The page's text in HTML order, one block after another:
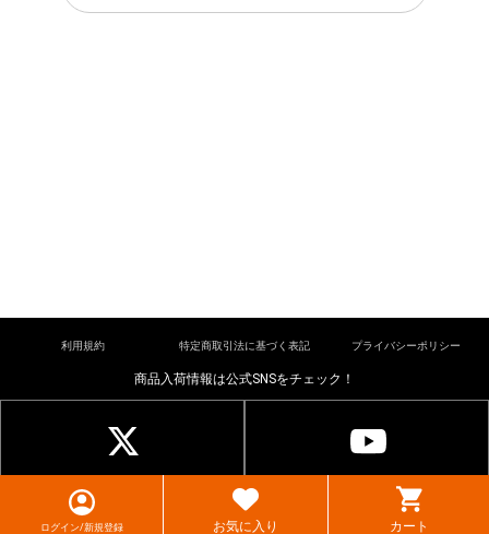
ログイン/新規登録 お気に入り カート
利用規約 特定商取引法に基づく表記 プライバシーポリシー
© cardkingdom. All rights reserved.
商品入荷情報は公式SNSをチェック！